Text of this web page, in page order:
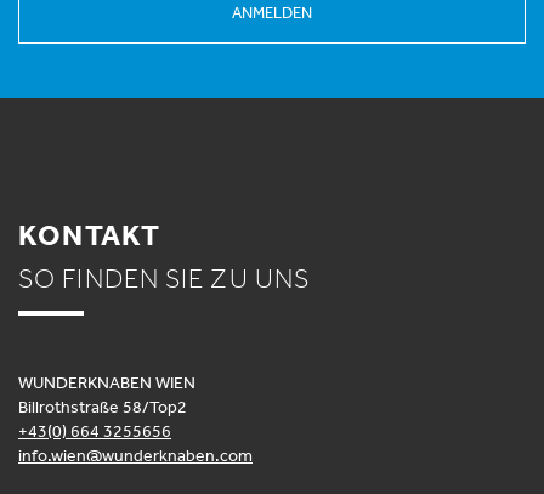
ANMELDEN
KONTAKT
SO FINDEN SIE ZU UNS
WUNDERKNABEN WIEN
Billrothstraße 58/Top2
+43(0) 664 3255656
info.wien@wunderknaben.com